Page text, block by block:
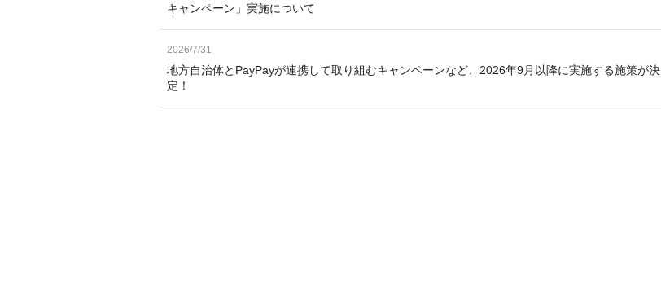
キャンペーン」実施について
2026/7/31
地方自治体とPayPayが連携して取り組むキャンペーンなど、2026年9月以降に実施する施策が決
定！